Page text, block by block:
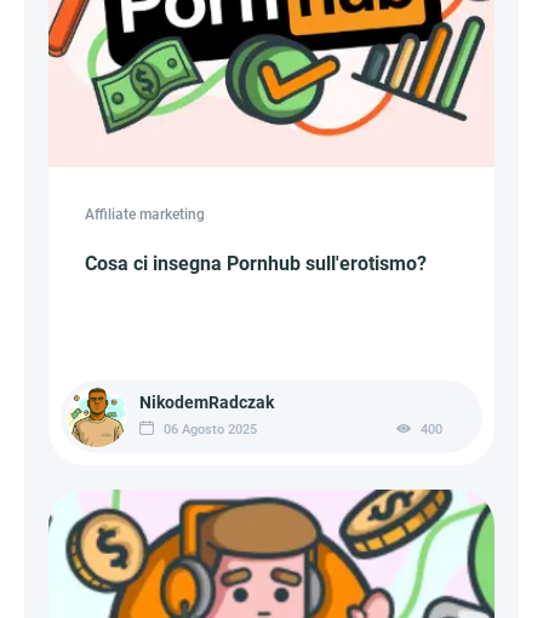
Affiliate marketing
Cosa ci insegna Pornhub sull'erotismo?
NikodemRadczak
06 Agosto 2025 400